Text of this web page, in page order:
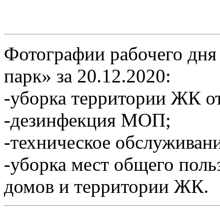
Фотографии рабочего
парк» за 20.12.2020:
-уборка территории ЖК
-дезинфекция МОП;
-техническое
-уборка мест общего
домов и территории ЖК.